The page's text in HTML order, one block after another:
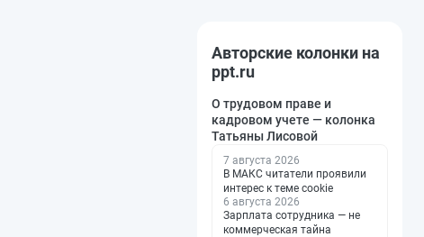
Авторские колонки на
ppt.ru
О трудовом праве и
кадровом учете — колонка
Татьяны Лисовой
7 августа 2026
В МАКС читатели проявили
интерес к теме cookie
6 августа 2026
Зарплата сотрудника — не
коммерческая тайна